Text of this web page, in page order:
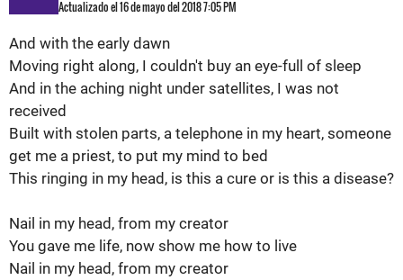
Actualizado el 16 de mayo del 2018 7:05 PM
And with the early dawn
Moving right along, I couldn't buy an eye-full of sleep
And in the aching night under satellites, I was not
received
Built with stolen parts, a telephone in my heart, someone
get me a priest, to put my mind to bed
This ringing in my head, is this a cure or is this a disease?
Nail in my head, from my creator
You gave me life, now show me how to live
Nail in my head, from my creator